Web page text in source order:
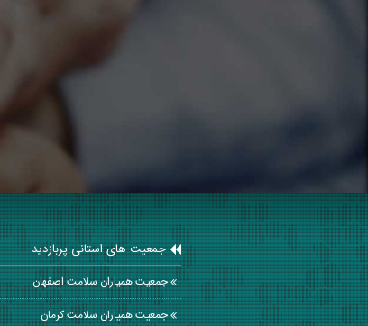
جمعیت های استانی پربازدید
جمعیت همیاران سلامت اصفهان
جمعیت همیاران سلامت كرمان